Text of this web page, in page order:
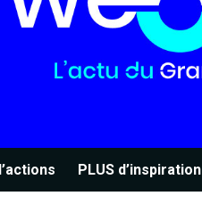
PLUS d’inspiration